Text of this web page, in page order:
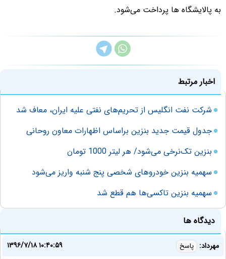
به پالایشگاه ها پرداخت می‌شود.
اخبار مرتبط
شرکت نفت انگلیس از تحریم‌های نفتی علیه ایران، معاف شد
جدول قیمت جدید بنزین براساس اظهارات معاون روحانی
بنزین تک‌نرخی می‌شود/ هر لیتر 1000 تومان
سهمیه بنزین خودروهای شخصی پنج شنبه واریز می‌شود
سهمیه بنزین تاکسی‌ها هم قطع شد
دیدگاه ها
مهرداد: پاسخ
۱۳۹۶/۷/۱۸ ۱۰:۴۰:۵۹